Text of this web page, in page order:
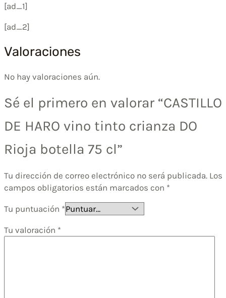
[ad_1]
[ad_2]
Valoraciones
No hay valoraciones aún.
Sé el primero en valorar “CASTILLO
DE HARO vino tinto crianza DO
Rioja botella 75 cl”
Tu dirección de correo electrónico no será publicada. Los
campos obligatorios están marcados con *
Tu puntuación *
Tu valoración *